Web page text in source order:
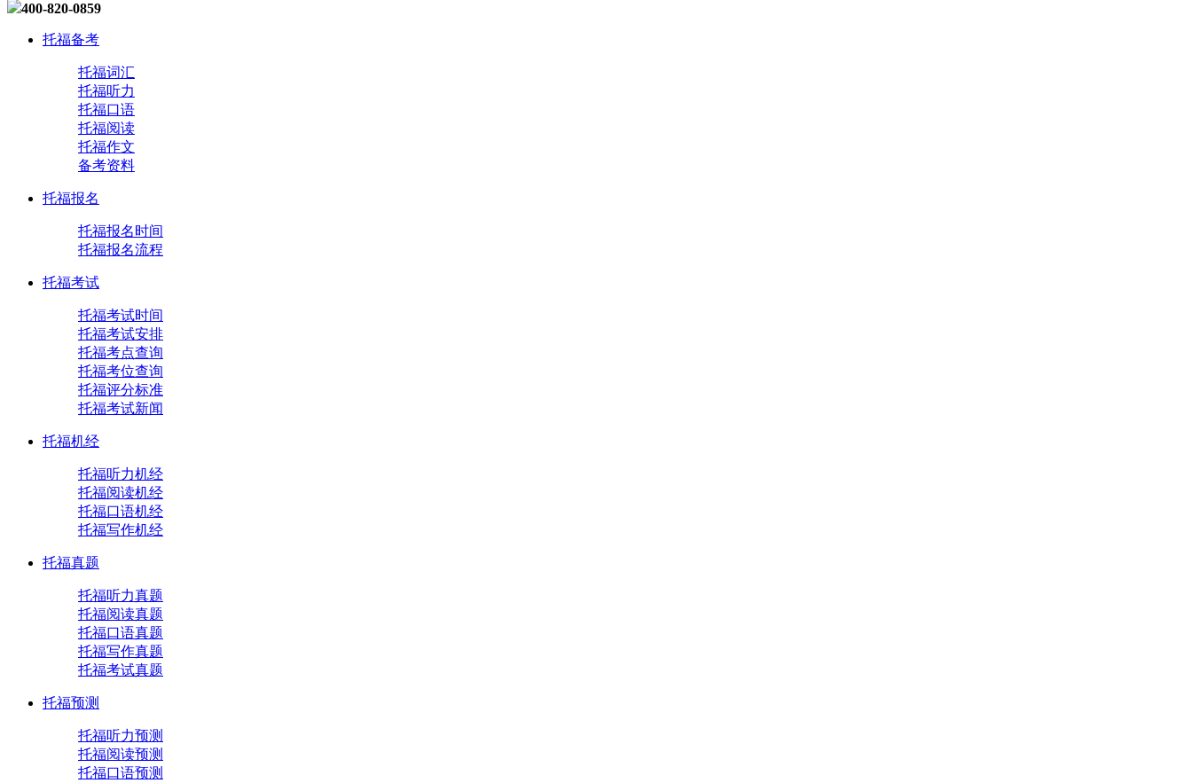
400-820-0859
托福备考
托福词汇
托福听力
托福口语
托福阅读
托福作文
备考资料
托福报名
托福报名时间
托福报名流程
托福考试
托福考试时间
托福考试安排
托福考点查询
托福考位查询
托福评分标准
托福考试新闻
托福机经
托福听力机经
托福阅读机经
托福口语机经
托福写作机经
托福真题
托福听力真题
托福阅读真题
托福口语真题
托福写作真题
托福考试真题
托福预测
托福听力预测
托福阅读预测
托福口语预测